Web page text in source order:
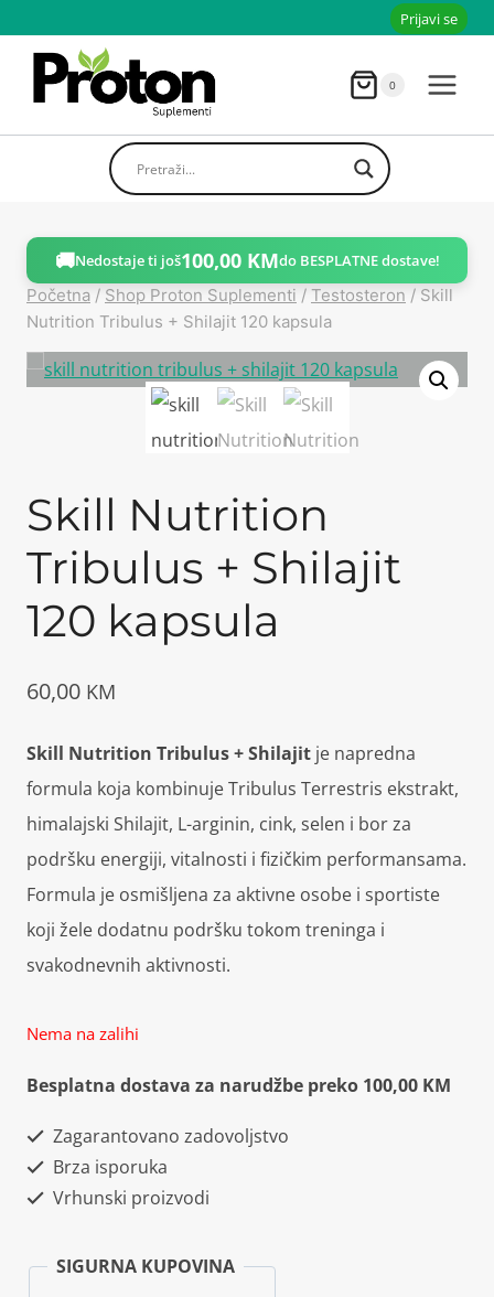
sadržaja
Prijavi se
0
🚚Nedostaje ti još100,00 KMdo BESPLATNE dostave!
Početna / Shop Proton Suplementi / Testosteron / Skill
Nutrition Tribulus + Shilajit 120 kapsula
Skill Nutrition
Tribulus + Shilajit
120 kapsula
60,00 KM
Skill Nutrition Tribulus + Shilajit je napredna
formula koja kombinuje Tribulus Terrestris ekstrakt,
himalajski Shilajit, L-arginin, cink, selen i bor za
podršku energiji, vitalnosti i fizičkim performansama.
Formula je osmišljena za aktivne osobe i sportiste
koji žele dodatnu podršku tokom treninga i
svakodnevnih aktivnosti.
Nema na zalihi
Besplatna dostava za narudžbe preko 100,00 KM
Zagarantovano zadovoljstvo
Brza isporuka
Vrhunski proizvodi
SIGURNA KUPOVINA